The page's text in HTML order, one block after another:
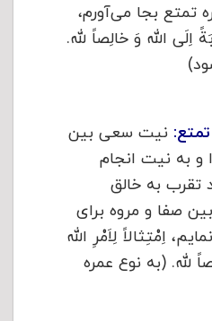
تمتع بجا می‌آورم،
اِلَی الله وَ خالِصاً لله.
نیت سعی بین
و به نیت انجام
تقرب به خالق
صفا و مروه برای
اِمْتِثالاً لِاَمْرِ الله
لله. (به نوع عمره